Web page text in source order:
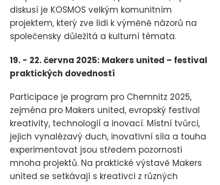
diskusí je KOSMOS velkým komunitním
projektem, který zve lidi k výměně názorů na
společensky důležitá a kulturní témata.
19. - 22. června 2025: Makers united – festival
praktických dovedností
Participace je program pro Chemnitz 2025,
zejména pro Makers united, evropský festival
kreativity, technologií a inovací. Místní tvůrci,
jejich vynalézavý duch, inovativní síla a touha
experimentovat jsou středem pozornosti
mnoha projektů. Na praktické výstavě Makers
united se setkávají s kreativci z různých